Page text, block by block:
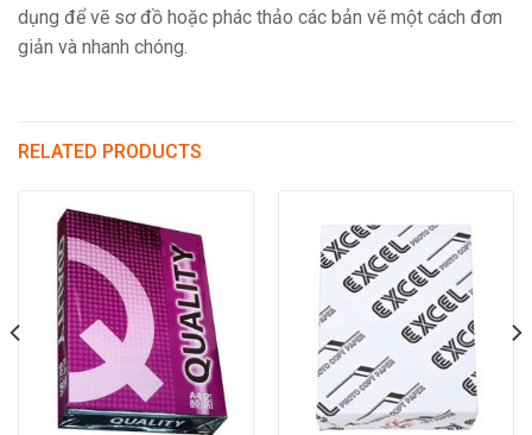
dụng để vẽ sơ đồ hoặc phác thảo các bản vẽ một cách đơn
giản và nhanh chóng.
RELATED PRODUCTS